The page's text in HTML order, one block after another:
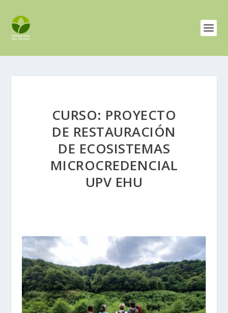
CURSO: PROYECTO
DE RESTAURACIÓN
DE ECOSISTEMAS
MICROCREDENCIAL
UPV EHU